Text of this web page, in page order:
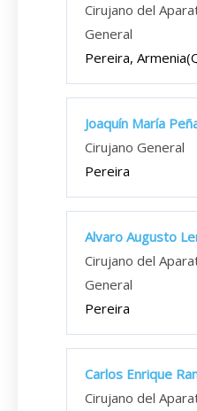
Cirujano del
General
Pereira,
Joaquín María
Cirujano General
Pereira
Alvaro Augusto
Cirujano del
General
Pereira
Carlos Enrique
Cirujano del